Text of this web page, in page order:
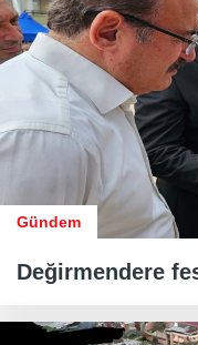
Gündem
Değirmendere